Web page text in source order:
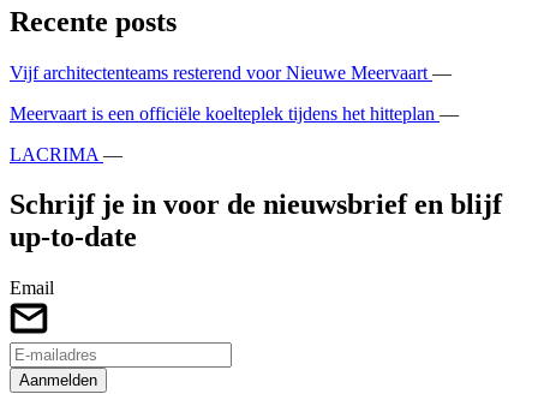
Recente posts
Vijf architectenteams resterend voor Nieuwe Meervaart —
Meervaart is een officiële koelteplek tijdens het hitteplan —
LACRIMA —
Schrijf je in voor de nieuwsbrief en blijf
up-to-date
Email
Aanmelden